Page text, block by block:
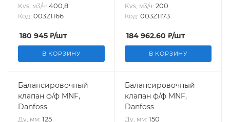
Kvs, м3/ч: 400,8
Код: 003Z1166
180 945 ₽/шт
В КОРЗИНУ
Kvs, м3/ч: 200
Код: 003Z1173
184 962.60 ₽/шт
В КОРЗИНУ
Балансировочный
клапан ф/ф MNF,
Danfoss
Ду, мм: 125
Балансировочный
клапан ф/ф MNF,
Danfoss
Ду, мм: 150